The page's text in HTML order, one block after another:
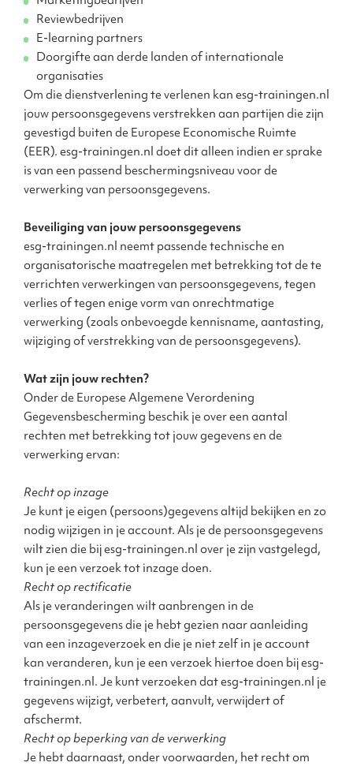
Reviewbedrijven
E-learning partners
Doorgifte aan derde landen of internationale
organisaties
Om die dienstverlening te verlenen kan esg-trainingen.nl
jouw persoonsgegevens verstrekken aan partijen die zijn
gevestigd buiten de Europese Economische Ruimte
(EER). esg-trainingen.nl doet dit alleen indien er sprake
is van een passend beschermingsniveau voor de
verwerking van persoonsgegevens.
Beveiliging van jouw persoonsgegevens
esg-trainingen.nl neemt passende technische en
organisatorische maatregelen met betrekking tot de te
verrichten verwerkingen van persoonsgegevens, tegen
verlies of tegen enige vorm van onrechtmatige
verwerking (zoals onbevoegde kennisname, aantasting,
wijziging of verstrekking van de persoonsgegevens).
Wat zijn jouw rechten?
Onder de Europese Algemene Verordening
Gegevensbescherming beschik je over een aantal
rechten met betrekking tot jouw gegevens en de
verwerking ervan:
Recht op inzage
Je kunt je eigen (persoons)gegevens altijd bekijken en zo
nodig wijzigen in je account. Als je de persoonsgegevens
wilt zien die bij esg-trainingen.nl over je zijn vastgelegd,
kun je een verzoek tot inzage doen.
Recht op rectificatie
Als je veranderingen wilt aanbrengen in de
persoonsgegevens die je hebt gezien naar aanleiding
van een inzageverzoek en die je niet zelf in je account
kan veranderen, kun je een verzoek hiertoe doen bij esg-
trainingen.nl. Je kunt verzoeken dat esg-trainingen.nl je
gegevens wijzigt, verbetert, aanvult, verwijdert of
afschermt.
Recht op beperking van de verwerking
Je hebt daarnaast, onder voorwaarden, het recht om